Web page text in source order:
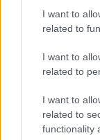
I want to
related to
I want to
related to
I want to
related to
functionality
Elán – Agile
Ahogyan a
tengerbe egy
magába az